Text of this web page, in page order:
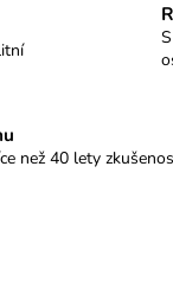
než 40 lety